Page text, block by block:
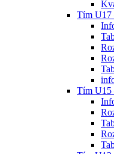
Tím U17
Tím U15